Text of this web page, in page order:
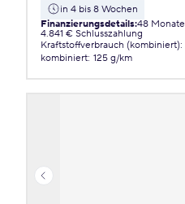
in 4 bis 8 Wochen
Finanzierungsdetails:48 Monate
4.841 € Schlusszahlung
Kraftstoffverbrauch (kombiniert):
kombiniert: 125 g/km